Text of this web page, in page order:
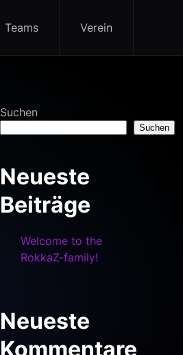
Teams Verein
Suchen
Suchen
Neueste
Beiträge
Welcome to the
RokkaZ-family!
Neueste
Kommentare